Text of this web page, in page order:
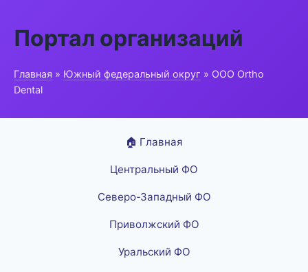
Портал организаций
Главная » Южный федеральный округ » ООО Ortho
Dental
🏠 Главная
Центральный ФО
Северо-Западный ФО
Приволжский ФО
Уральский ФО